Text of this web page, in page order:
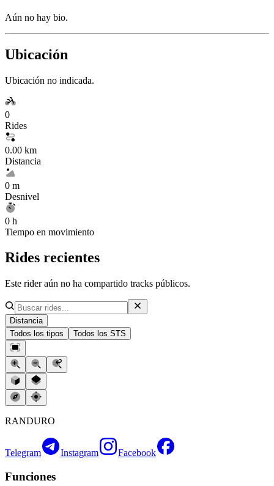
Aún no hay bio.
Ubicación
Ubicación no indicada.
0
Rides
0.00 km
Distancia
0 m
Desnivel
0 h
Tiempo en movimiento
Rides recientes
Este rider aún no ha compartido tracks públicos.
Distancia
Todos los tipos
Todos los STS
RANDURO
Telegram Instagram Facebook
Funciones